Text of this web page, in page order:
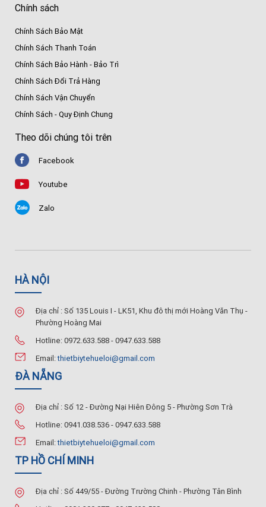
Chính sách
Chính Sách Bảo Mật
Chính Sách Thanh Toán
Chính Sách Bảo Hành - Bảo Trì
Chính Sách Đổi Trả Hàng
Chính Sách Vận Chuyển
Chính Sách - Quy Định Chung
Theo dõi chúng tôi trên
Facebook
Youtube
Zalo
HÀ NỘI
Địa chỉ : Số 135 Louis I - LK51, Khu đô thị mới Hoàng Văn Thụ -
Phường Hoàng Mai
Hotline: 0972.633.588 - 0947.633.588
Email:thietbiytehueloi@gmail.com
ĐÀ NẴNG
Địa chỉ : Số 12 - Đường Nại Hiên Đông 5 - Phường Sơn Trà
Hotline: 0941.038.536 - 0947.633.588
Email:thietbiytehueloi@gmail.com
TP HỒ CHÍ MINH
Địa chỉ : Số 449/55 - Đường Trường Chinh - Phường Tân Bình